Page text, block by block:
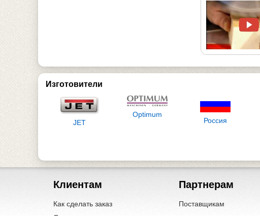
Изготовители
JET
Optimum
Россия
Клиентам
Как сделать заказ
Партнерам
Поставщикам